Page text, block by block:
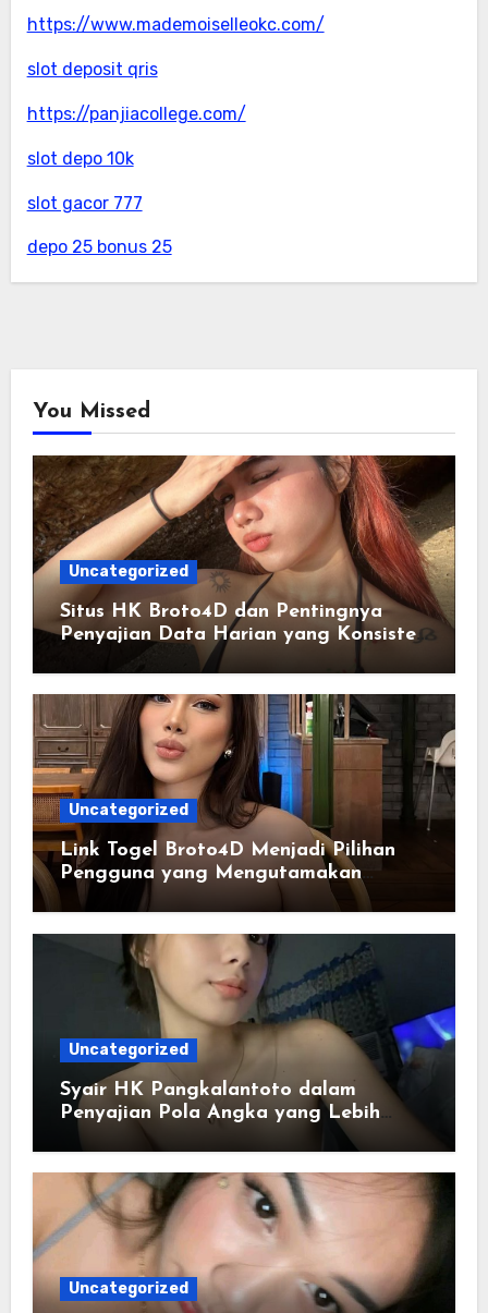
https://www.mademoiselleokc.com/
slot deposit qris
https://panjiacollege.com/
slot depo 10k
slot gacor 777
depo 25 bonus 25
You Missed
Uncategorized
Situs HK Broto4D dan Pentingnya
Penyajian Data Harian yang Konsisten
Uncategorized
Link Togel Broto4D Menjadi Pilihan
Pengguna yang Mengutamakan
Kemudahan
Uncategorized
Syair HK Pangkalantoto dalam
Penyajian Pola Angka yang Lebih
Jelas
Uncategorized